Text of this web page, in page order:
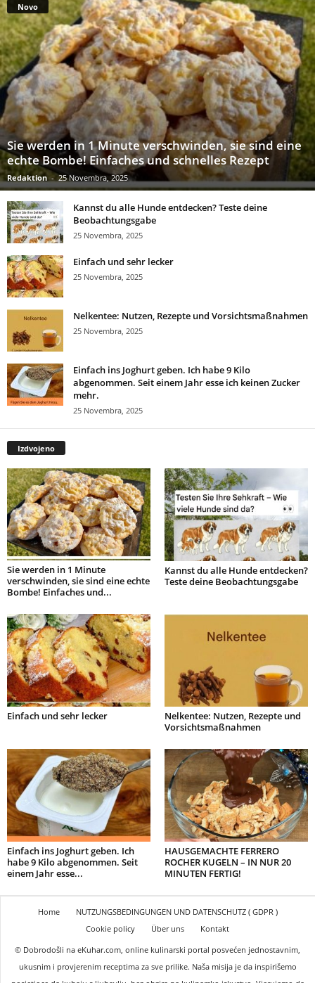
Novo
Sie werden in 1 Minute verschwinden, sie sind eine
echte Bombe! Einfaches und schnelles Rezept
Redaktion - 25 Novembra, 2025
Kannst du alle Hunde entdecken? Teste deine
Beobachtungsgabe
25 Novembra, 2025
Einfach und sehr lecker
25 Novembra, 2025
Nelkentee: Nutzen, Rezepte und Vorsichtsmaßnahmen
25 Novembra, 2025
Einfach ins Joghurt geben. Ich habe 9 Kilo
abgenommen. Seit einem Jahr esse ich keinen Zucker
mehr.
25 Novembra, 2025
Izdvojeno
Sie werden in 1 Minute
verschwinden, sie sind eine echte
Bombe! Einfaches und...
Kannst du alle Hunde entdecken?
Teste deine Beobachtungsgabe
Einfach und sehr lecker
Nelkentee: Nutzen, Rezepte und
Vorsichtsmaßnahmen
Einfach ins Joghurt geben. Ich
habe 9 Kilo abgenommen. Seit
einem Jahr esse...
HAUSGEMACHTE FERRERO
ROCHER KUGELN – IN NUR 20
MINUTEN FERTIG!
Home
NUTZUNGSBEDINGUNGEN UND DATENSCHUTZ ( GDPR )
Cookie policy
Über uns
Kontakt
© Dobrodošli na eKuhar.com, online kulinarski portal posvećen jednostavnim,
ukusnim i provjerenim receptima za sve prilike. Naša misija je da inspirišemo